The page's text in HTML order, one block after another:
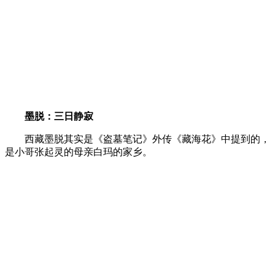
墨脱：三日静寂
西藏墨脱其实是《盗墓笔记》外传《藏海花》中提到的，
是小哥张起灵的母亲白玛的家乡。